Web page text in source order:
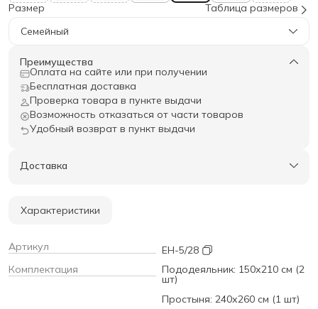
Размер
Таблица размеров
Семейный
Преимущества
Оплата на сайте или при получении
Бесплатная доставка
Проверка товара в пункте выдачи
Возможность отказаться от части товаров
Удобный возврат в пункт выдачи
Доставка
Характеристики
Артикул
EH-5/28
Комплектация
Пододеяльник: 150х210 см (2
шт)
Простыня: 240х260 см (1 шт)